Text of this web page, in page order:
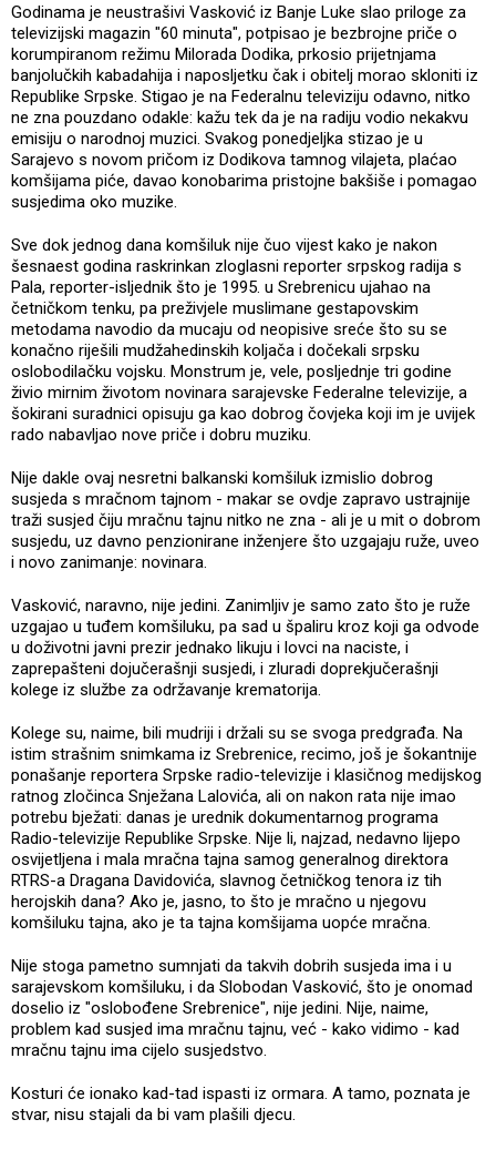
Godinama je neustrašivi Vasković iz Banje Luke slao priloge za
televizijski magazin "60 minuta", potpisao je bezbrojne priče o
korumpiranom režimu Milorada Dodika, prkosio prijetnjama
banjolučkih kabadahija i naposljetku čak i obitelj morao skloniti iz
Republike Srpske. Stigao je na Federalnu televiziju odavno, nitko
ne zna pouzdano odakle: kažu tek da je na radiju vodio nekakvu
emisiju o narodnoj muzici. Svakog ponedjeljka stizao je u
Sarajevo s novom pričom iz Dodikova tamnog vilajeta, plaćao
komšijama piće, davao konobarima pristojne bakšiše i pomagao
susjedima oko muzike.
Sve dok jednog dana komšiluk nije čuo vijest kako je nakon
šesnaest godina raskrinkan zloglasni reporter srpskog radija s
Pala, reporter-isljednik što je 1995. u Srebrenicu ujahao na
četničkom tenku, pa preživjele muslimane gestapovskim
metodama navodio da mucaju od neopisive sreće što su se
konačno riješili mudžahedinskih koljača i dočekali srpsku
oslobodilačku vojsku. Monstrum je, vele, posljednje tri godine
živio mirnim životom novinara sarajevske Federalne televizije, a
šokirani suradnici opisuju ga kao dobrog čovjeka koji im je uvijek
rado nabavljao nove priče i dobru muziku.
Nije dakle ovaj nesretni balkanski komšiluk izmislio dobrog
susjeda s mračnom tajnom - makar se ovdje zapravo ustrajnije
traži susjed čiju mračnu tajnu nitko ne zna - ali je u mit o dobrom
susjedu, uz davno penzionirane inženjere što uzgajaju ruže, uveo
i novo zanimanje: novinara.
Vasković, naravno, nije jedini. Zanimljiv je samo zato što je ruže
uzgajao u tuđem komšiluku, pa sad u špaliru kroz koji ga odvode
u doživotni javni prezir jednako likuju i lovci na naciste, i
zaprepašteni dojučerašnji susjedi, i zluradi doprekjučerašnji
kolege iz službe za održavanje krematorija.
Kolege su, naime, bili mudriji i držali su se svoga predgrađa. Na
istim strašnim snimkama iz Srebrenice, recimo, još je šokantnije
ponašanje reportera Srpske radio-televizije i klasičnog medijskog
ratnog zločinca Snježana Lalovića, ali on nakon rata nije imao
potrebu bježati: danas je urednik dokumentarnog programa
Radio-televizije Republike Srpske. Nije li, najzad, nedavno lijepo
osvijetljena i mala mračna tajna samog generalnog direktora
RTRS-a Dragana Davidovića, slavnog četničkog tenora iz tih
herojskih dana? Ako je, jasno, to što je mračno u njegovu
komšiluku tajna, ako je ta tajna komšijama uopće mračna.
Nije stoga pametno sumnjati da takvih dobrih susjeda ima i u
sarajevskom komšiluku, i da Slobodan Vasković, što je onomad
doselio iz "oslobođene Srebrenice", nije jedini. Nije, naime,
problem kad susjed ima mračnu tajnu, već - kako vidimo - kad
mračnu tajnu ima cijelo susjedstvo.
Kosturi će ionako kad-tad ispasti iz ormara. A tamo, poznata je
stvar, nisu stajali da bi vam plašili djecu.